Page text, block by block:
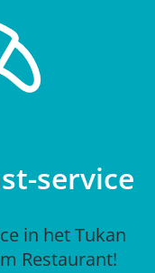
service
in het Tukan
Restaurant!